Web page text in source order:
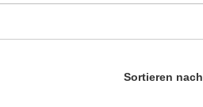
Sortieren nach